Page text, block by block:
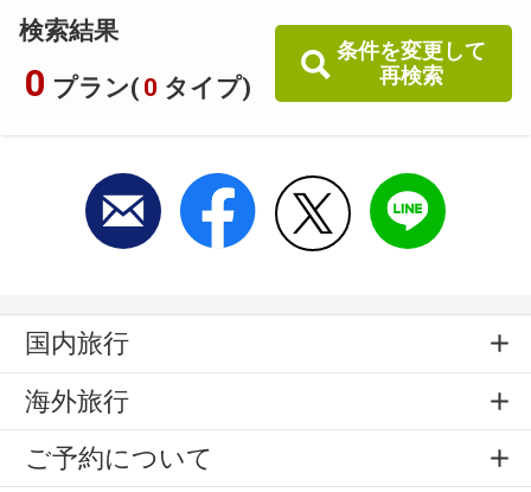
検索結果
0 プラン( 0 タイプ)
条件を変更して
再検索
国内旅行
海外旅行
ご予約について